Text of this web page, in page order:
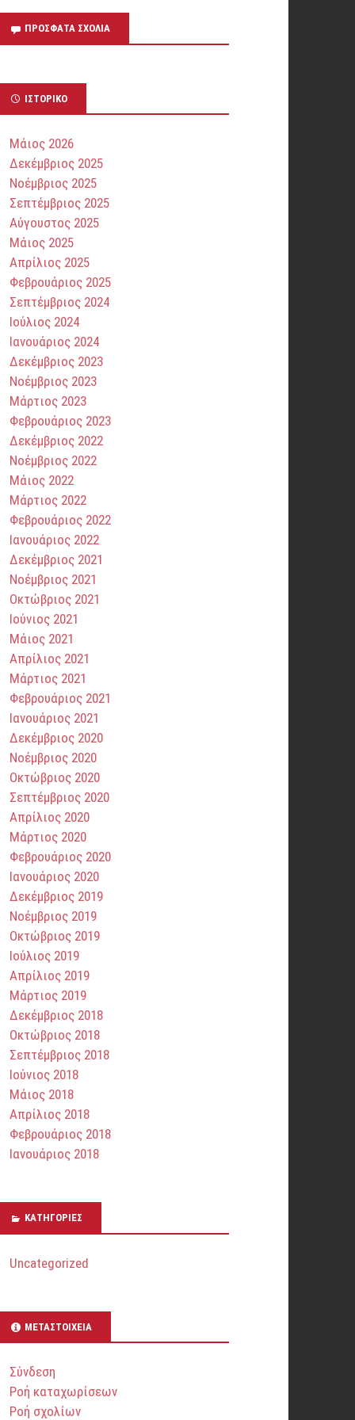
ΠΡΌΣΦΑΤΑ ΣΧΌΛΙΑ
ΙΣΤΟΡΙΚΌ
Μάιος 2026
Δεκέμβριος 2025
Νοέμβριος 2025
Σεπτέμβριος 2025
Αύγουστος 2025
Μάιος 2025
Απρίλιος 2025
Φεβρουάριος 2025
Σεπτέμβριος 2024
Ιούλιος 2024
Ιανουάριος 2024
Δεκέμβριος 2023
Νοέμβριος 2023
Μάρτιος 2023
Φεβρουάριος 2023
Δεκέμβριος 2022
Νοέμβριος 2022
Μάιος 2022
Μάρτιος 2022
Φεβρουάριος 2022
Ιανουάριος 2022
Δεκέμβριος 2021
Νοέμβριος 2021
Οκτώβριος 2021
Ιούνιος 2021
Μάιος 2021
Απρίλιος 2021
Μάρτιος 2021
Φεβρουάριος 2021
Ιανουάριος 2021
Δεκέμβριος 2020
Νοέμβριος 2020
Οκτώβριος 2020
Σεπτέμβριος 2020
Απρίλιος 2020
Μάρτιος 2020
Φεβρουάριος 2020
Ιανουάριος 2020
Δεκέμβριος 2019
Νοέμβριος 2019
Οκτώβριος 2019
Ιούλιος 2019
Απρίλιος 2019
Μάρτιος 2019
Δεκέμβριος 2018
Οκτώβριος 2018
Σεπτέμβριος 2018
Ιούνιος 2018
Μάιος 2018
Απρίλιος 2018
Φεβρουάριος 2018
Ιανουάριος 2018
KΑΤΗΓΟΡΊΕΣ
Uncategorized
ΜΕΤΑΣΤΟΙΧΕΊΑ
Σύνδεση
Ροή καταχωρίσεων
Ροή σχολίων